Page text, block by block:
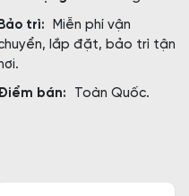
trì:
Miễn phí vận
lắp đặt, bảo trì tận
bán: Toàn Quốc.